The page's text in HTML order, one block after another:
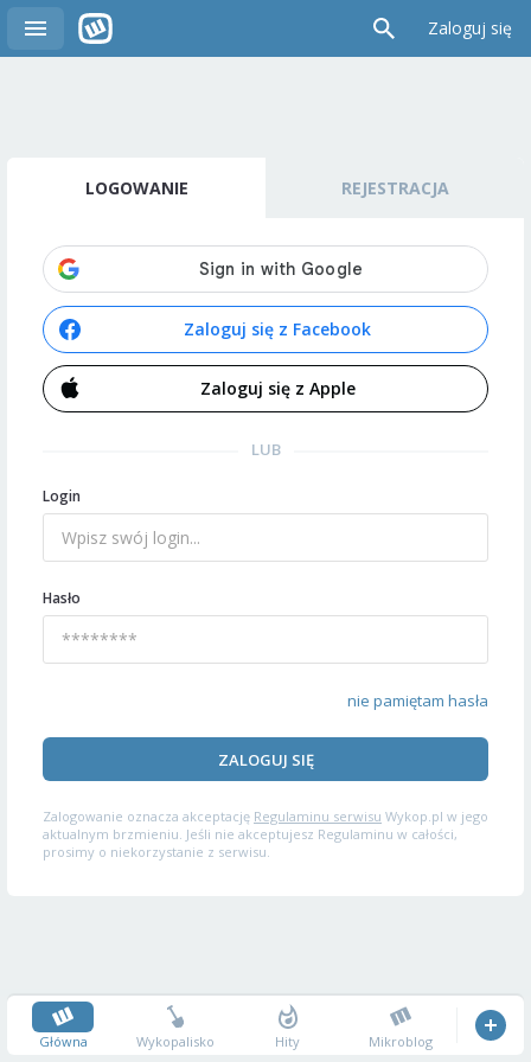
Zaloguj się
LOGOWANIE REJESTRACJA
Zaloguj się z Facebook
Zaloguj się z Apple
LUB
Login
Hasło
nie pamiętam hasła
ZALOGUJ SIĘ
Zalogowanie oznacza akceptację Regulaminu serwisu Wykop.pl w jego
aktualnym brzmieniu. Jeśli nie akceptujesz Regulaminu w całości,
prosimy o niekorzystanie z serwisu.
Główna Wykopalisko Hity Mikroblog